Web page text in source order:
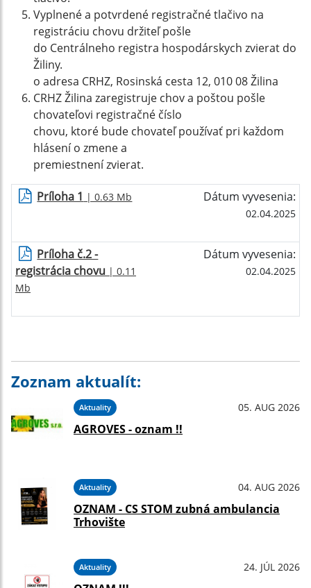
Vyplnené a potvrdené registračné tlačivo na
registráciu chovu držiteľ pošle
do Centrálneho registra hospodárskych zvierat do
Žiliny.
o adresa CRHZ, Rosinská cesta 12, 010 08 Žilina
CRHZ Žilina zaregistruje chov a poštou pošle
chovateľovi registračné číslo
chovu, ktoré bude chovateľ používať pri každom
hlásení o zmene a
premiestnení zvierat.
Príloha 1 | 0.63 Mb Dátum vyvesenia:
02.04.2025
Príloha č.2 -
registrácia chovu | 0.11
Mb
Dátum vyvesenia:
02.04.2025
Zoznam aktualít:
Aktuality 05. AUG 2026
AGROVES - oznam !!
Aktuality 04. AUG 2026
OZNAM - CS STOM zubná ambulancia
Trhovište
Aktuality 24. JÚL 2026